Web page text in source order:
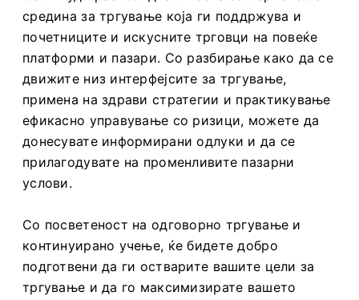
Deriv нуди разновидна и лесна за користење
средина за тргување која ги поддржува и
почетниците и искусните трговци на повеќе
платформи и пазари. Со разбирање како да се
движите низ интерфејсите за тргување,
примена на здрави стратегии и практикување
ефикасно управување со ризици, можете да
донесувате информирани одлуки и да се
прилагодувате на променливите пазарни
Со посветеност на одговорно тргување и
континуирано учење, ќе бидете добро
подготвени да ги остварите вашите цели за